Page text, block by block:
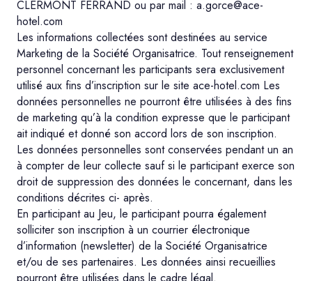
CLERMONT FERRAND ou par mail : a.gorce@ace-
hotel.com
Les informations collectées sont destinées au service
Marketing de la Société Organisatrice. Tout renseignement
personnel concernant les participants sera exclusivement
utilisé aux fins d’inscription sur le site ace-hotel.com Les
données personnelles ne pourront être utilisées à des fins
de marketing qu’à la condition expresse que le participant
ait indiqué et donné son accord lors de son inscription.
Les données personnelles sont conservées pendant un an
à compter de leur collecte sauf si le participant exerce son
droit de suppression des données le concernant, dans les
conditions décrites ci- après.
En participant au Jeu, le participant pourra également
solliciter son inscription à un courrier électronique
d’information (newsletter) de la Société Organisatrice
et/ou de ses partenaires. Les données ainsi recueillies